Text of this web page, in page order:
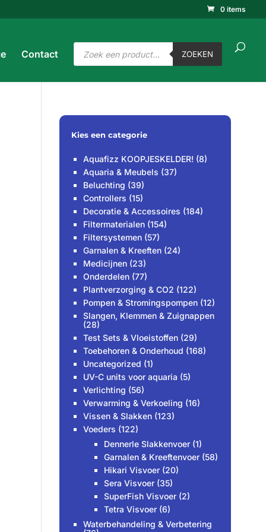
0 items
Contact
Producten
zoeken
ZOEKEN
Kies een categorie
Aquafizz KOOPJESKELDER! (8)
Aquaria & Meubels (37)
Beluchting (39)
Controllers (15)
Decoratie & Accessoires (184)
Filtermaterialen (154)
Filtersystemen (57)
Garnalen & Kreeften (24)
Medicijnen (23)
Onderdelen (77)
Plantverzorging & CO2 (122)
Pompen & Stromingspompen (12)
Slangen, Klemmen & Zuignappen
(28)
Test Sets & Vloeistoffen (29)
Toebehoren & Onderhoud (168)
Uncategorized (1)
UV-C units voor aquaria (5)
Verlichting (56)
Verwarming & Verkoeling (16)
Vissen & Slakken (123)
Voeders (122)
Dennerle Slakkenvoer (1)
Garnalen & Kreeftenvoer (58)
Hikari Visvoer (20)
Sera Visvoer (35)
SuperFish Visvoer (2)
Tetra Visvoer (6)
Waterbehandeling & Verbetering